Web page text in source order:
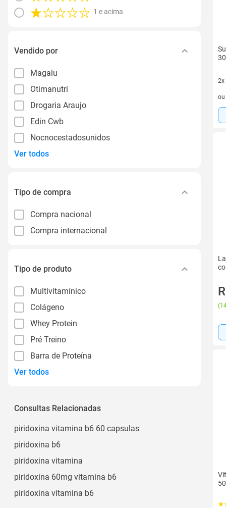
1 e acima
Vendido por
Magalu
Otimanutri
Drogaria Araujo
Edin Cwb
Nocnocestadosunidos
Ver todos
Tipo de compra
Compra nacional
Compra internacional
Tipo de produto
Multivitamínico
Colágeno
Whey Protein
Pré Treino
Barra de Proteína
Ver todos
Consultas Relacionadas
piridoxina vitamina b6 60 capsulas
piridoxina b6
piridoxina vitamina
piridoxina 60mg vitamina b6
piridoxina vitamina b6
2x
2
ou
(